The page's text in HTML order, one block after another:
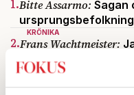
1.Bitte Assarmo: Sagan
KRÖNIKA
2.Frans Wachtmeister:
franska civilisationen
BOKRECENSION